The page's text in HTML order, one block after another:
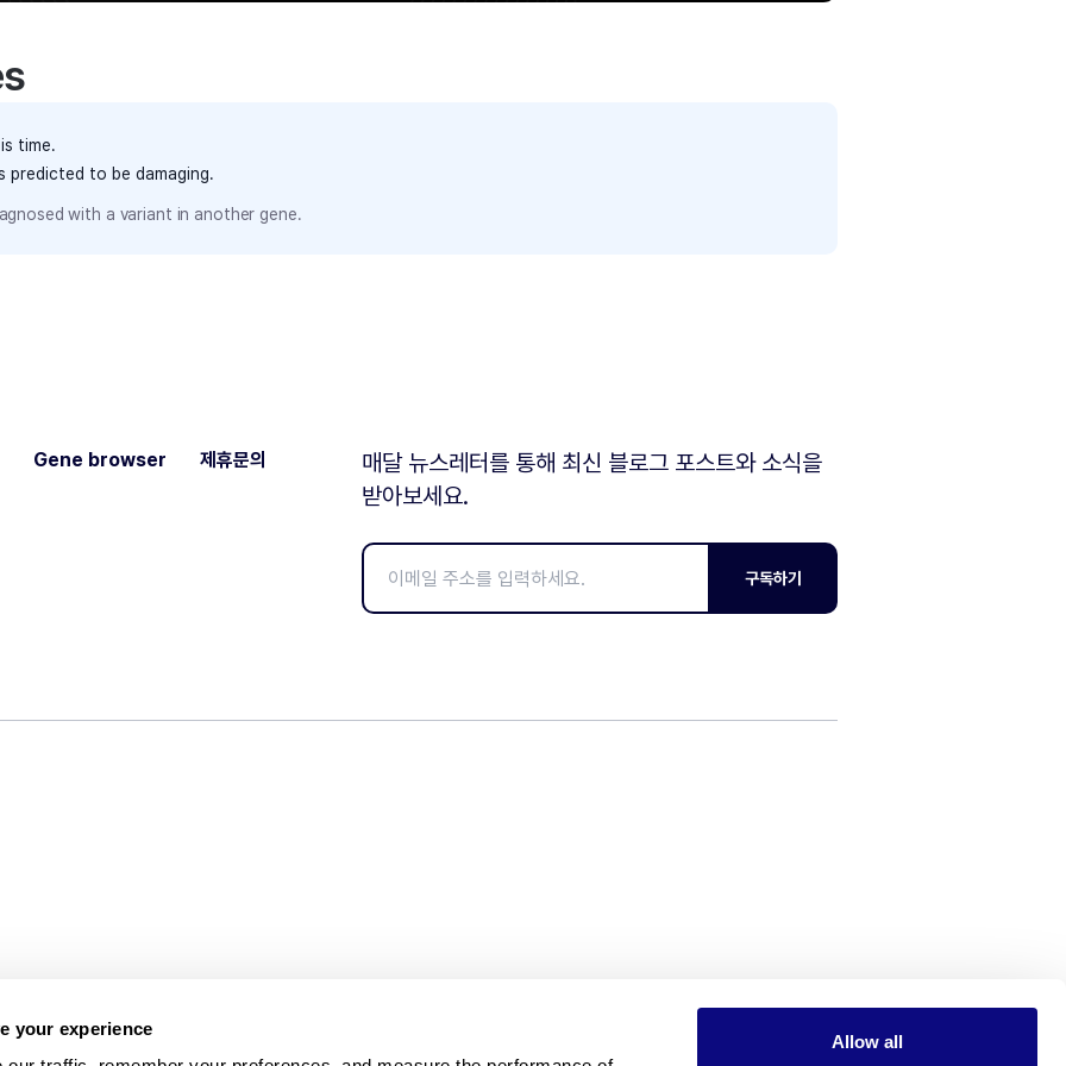
your experience
Allow all
time.
predicted to be damaging.
with a variant in another gene.
Gene browser 제휴문의
매달 뉴스레터를 통해 최신 블로그 포스트와 소식을
받아보세요.
구독하기